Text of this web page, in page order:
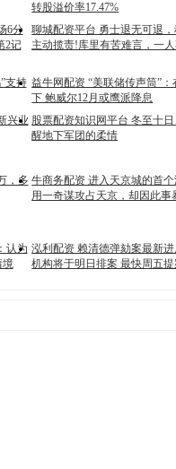
转股溢价率17.47%
6分
2记
聊城配资平台 勇士退无可退
主动揽责!库里有苦难言，一
支持 益牛网配资 “美联储传声筒”
下 鲍威尔12月或鹰派降息
兴业 股票配资知识网平台 冬至十
醒地下军团的柔情
，多 牛商务配资 进入天京城的首
用一奇谋攻占天京，却因此事
认为
境
泓利配资 赖清德弹劾案最新
机构将于明日排案 最快周五